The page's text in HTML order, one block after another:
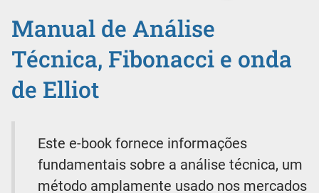
Manual de Análise
Técnica, Fibonacci e onda
de Elliot
Este e-book fornece informações
fundamentais sobre a análise técnica, um
método amplamente usado nos mercados